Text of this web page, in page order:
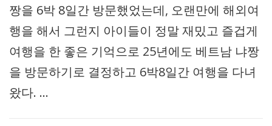
짱을 6박 8일간 방문했었는데, 오랜만에 해외여
행을 해서 그런지 아이들이 정말 재밌고 즐겁게
여행을 한 좋은 기억으로 25년에도 베트남 냐짱
을 방문하기로 결정하고 6박8일간 여행을 다녀
왔다. …